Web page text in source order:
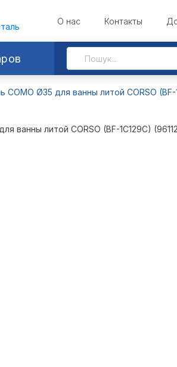
О нас Контакты
COMO Ø35 для ванны литой CORSO (BF-